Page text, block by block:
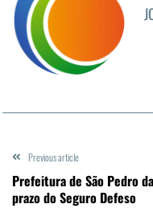
Previous article
Prefeitura de São Pedro
prazo do Seguro Defeso